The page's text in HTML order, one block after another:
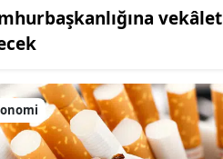
Bilecik
Bitlis
Bolu
vekâlet